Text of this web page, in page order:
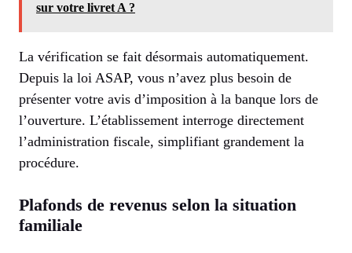
sur votre livret A ?
La vérification se fait désormais automatiquement.
Depuis la loi ASAP, vous n’avez plus besoin de
présenter votre avis d’imposition à la banque lors de
l’ouverture. L’établissement interroge directement
l’administration fiscale, simplifiant grandement la
procédure.
Plafonds de revenus selon la situation
familiale